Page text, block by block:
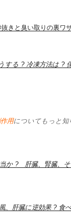
きと臭い取りの裏ワ
する ? 冷凍方法は ?
用についてもっと知
か ? 肝臓、腎臓、
、肝臓に逆効果 ? 食